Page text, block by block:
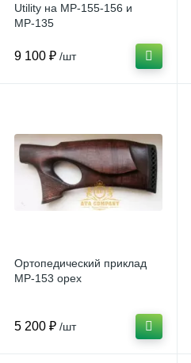
Utility на МР-155-156 и
МР-135
9 100 ₽ /шт
Ортопедический приклад
МР-153 орех
5 200 ₽ /шт